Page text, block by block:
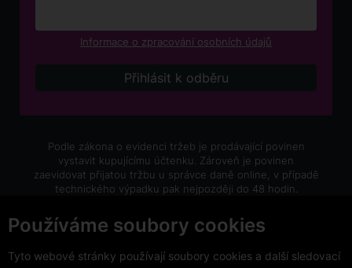
Používáme soubory cookies
Tyto webové stránky používají soubory cookies a další sledovací
Informace o zpracování osobních údajů
Podle zákona o evidenci tržeb je prodávající povinen
vystavit kupujícímu účtenku. Zároveň je povinen
zaevidovat přijatou tržbu u správce daně online, v případě
technického výpadku pak nejpozději do 48 hodin.
nápojů osobám mladším 18 let.